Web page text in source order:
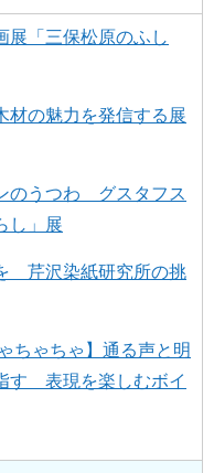
展「三保松原のふし
材の魅力を発信する展
のうつわ グスタフス
し」展
芹沢染紙研究所の挑
ちゃちゃ】通る声と明
す 表現を楽しむボイ